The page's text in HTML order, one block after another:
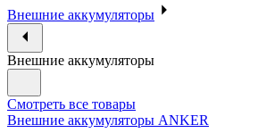
Внешние аккумуляторы
Внешние аккумуляторы
Смотреть все товары
Внешние аккумуляторы ANKER